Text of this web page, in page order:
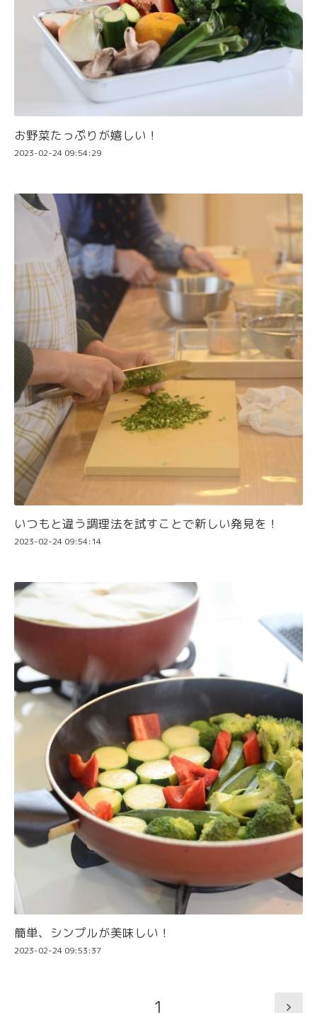
お野菜たっぷりが嬉しい！
2023-02-24 09:54:29
いつもと違う調理法を試すことで新しい発見を！
2023-02-24 09:54:14
簡単、シンプルが美味しい！
2023-02-24 09:53:37
1